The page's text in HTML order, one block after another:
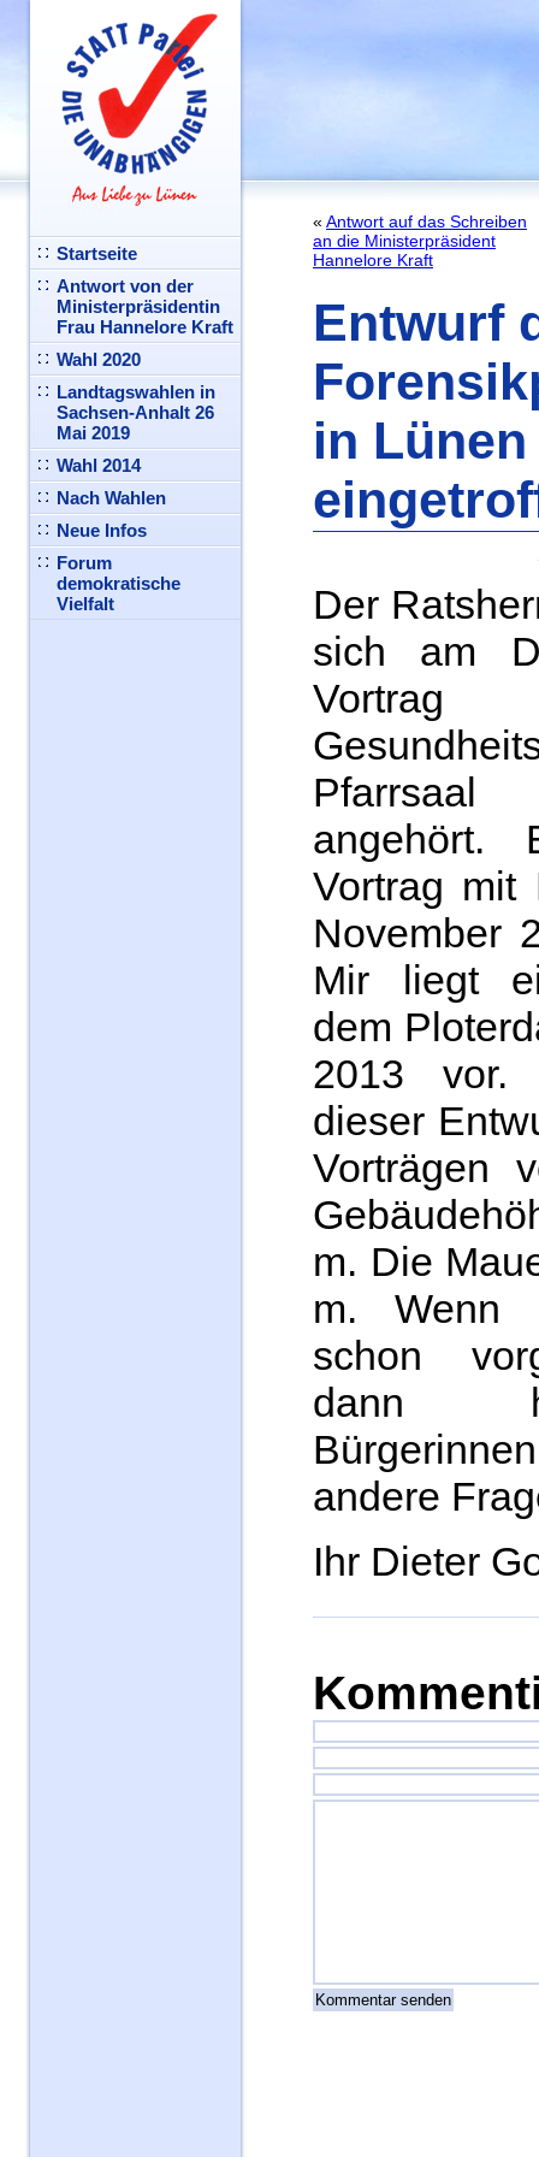
Startseite
Antwort von der
Ministerpräsidentin
Frau Hannelore Kraft
Wahl 2020
Landtagswahlen in
Sachsen-Anhalt 26
Mai 2019
Wahl 2014
Nach Wahlen
Neue Infos
Forum
demokratische
Vielfalt
« Antwort auf das Schreiben
an die Ministerpräsident
Hannelore Kraft
Entwurf
in Lünen
Der
sich am
angehört.
Vortrag mit
November
Mir liegt
dem
2013 vor.
dieser
Vorträgen
m. Die
m. Wenn
schon
dann
andere
Ihr Dieter